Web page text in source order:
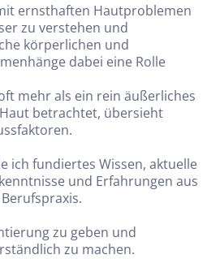
ernsthaften Hautproblemen
zu verstehen und
körperlichen und
dabei eine Rolle
mehr als ein rein äußerliches
betrachtet, übersieht
ich fundiertes Wissen, aktuelle
und Erfahrungen aus
zu geben und
zu machen.